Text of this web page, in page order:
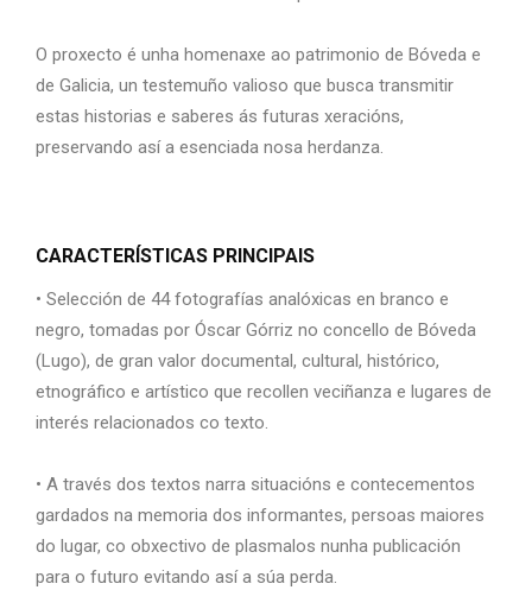
O proxecto é unha homenaxe ao patrimonio de Bóveda e
de Galicia, un testemuño valioso que busca transmitir
estas historias e saberes ás futuras xeracións,
preservando así a esenciada nosa herdanza.
CARACTERÍSTICAS PRINCIPAIS
• Selección de 44 fotografías analóxicas en branco e
negro, tomadas por Óscar Górriz no concello de Bóveda
(Lugo), de gran valor documental, cultural, histórico,
etnográfico e artístico que recollen veciñanza e lugares de
interés relacionados co texto.
• A través dos textos narra situacións e contecementos
gardados na memoria dos informantes, persoas maiores
do lugar, co obxectivo de plasmalos nunha publicación
para o futuro evitando así a súa perda.